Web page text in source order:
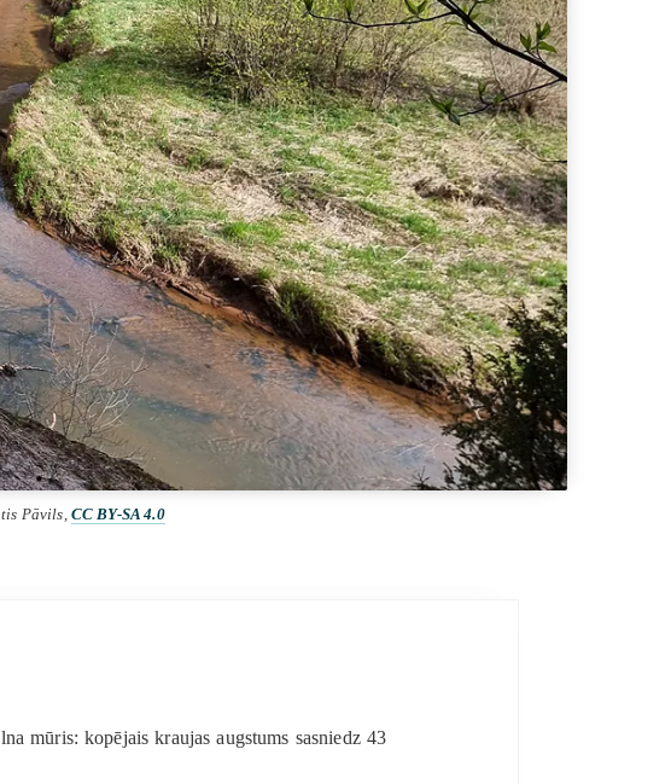
Pāvils, CC BY-SA 4.0
mūris: kopējais kraujas augstums sasniedz 43